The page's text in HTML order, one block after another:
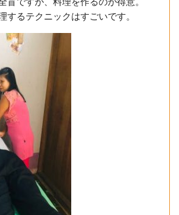
するテクニックはすごいです。